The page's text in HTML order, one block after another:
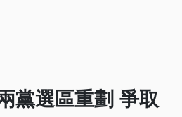
黨選區重劃 爭取